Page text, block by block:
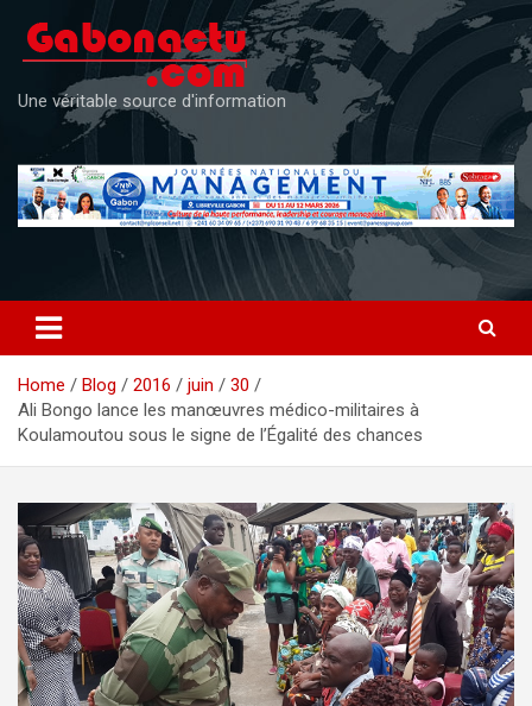
content
Une véritable source d'information
Home Blog 2016 juin
30
Ali Bongo lance les manœuvres médico-militaires à
Koulamoutou sous le signe de l’Égalité des chances